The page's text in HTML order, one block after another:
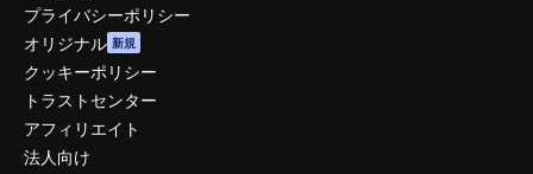
プライバシーポリシー
オリジナル 新規
クッキーポリシー
トラストセンター
アフィリエイト
法人向け